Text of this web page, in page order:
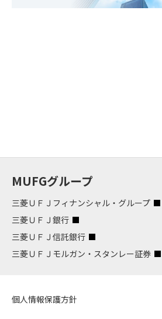
MUFGグループ
三菱ＵＦＪフィナンシャル・グループ
三菱ＵＦＪ銀行
三菱ＵＦＪ信託銀行
三菱ＵＦＪモルガン・スタンレー証券
個人情報保護方針